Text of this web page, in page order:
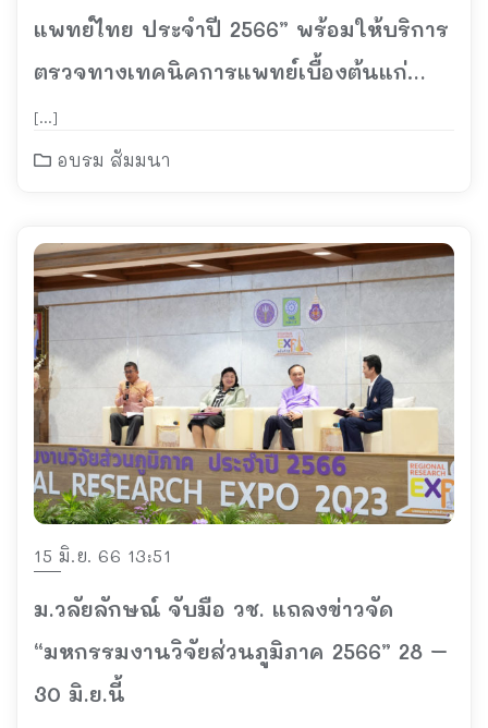
แพทย์ไทย ประจำปี 2566” พร้อมให้บริการ
ตรวจทางเทคนิคการแพทย์เบื้องต้นแก่
นักศึกษาและประชาชน
[…]
อบรม สัมมนา
15 มิ.ย. 66 13:51
ม.วลัยลักษณ์ จับมือ วช. แถลงข่าวจัด
“มหกรรมงานวิจัยส่วนภูมิภาค 2566” 28 –
30 มิ.ย.นี้